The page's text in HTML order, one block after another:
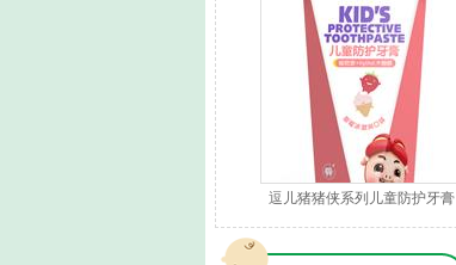
逗儿猪猪侠系列儿童防护牙膏
（草莓冰淇淋）